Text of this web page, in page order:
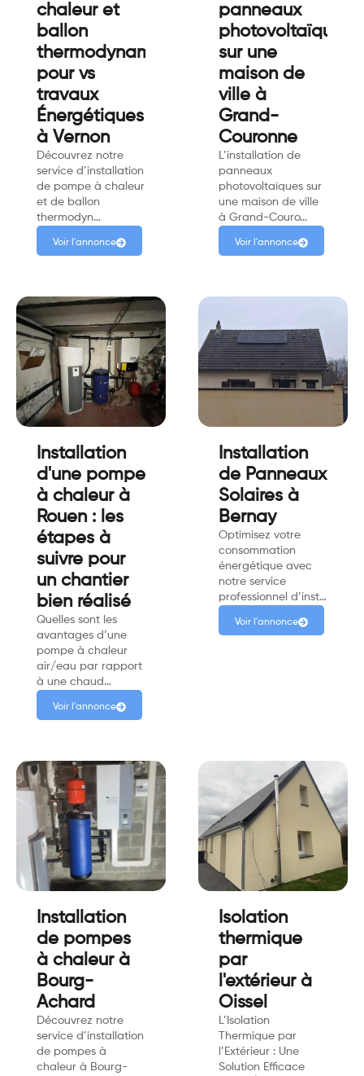
chaleur et
ballon
thermodynamique
pour vs
travaux
Énergétiques
à Vernon
Découvrez notre
service d’installation
de pompe à chaleur
et de ballon
thermodyn…
Voir l'annonce
panneaux
photovoltaïques
sur une
maison de
ville à
Grand-
Couronne
L’installation de
panneaux
photovoltaïques sur
une maison de ville
à Grand-Couro…
Voir l'annonce
Installation
d'une pompe
à chaleur à
Rouen : les
étapes à
suivre pour
un chantier
bien réalisé
Quelles sont les
avantages d’une
pompe à chaleur
air/eau par rapport
à une chaud…
Voir l'annonce
Installation
de Panneaux
Solaires à
Bernay
Optimisez votre
consommation
énergétique avec
notre service
professionnel d’inst…
Voir l'annonce
Installation
de pompes
à chaleur à
Bourg-
Achard
Découvrez notre
service d’installation
de pompes à
chaleur à Bourg-
Isolation
thermique
par
l'extérieur à
Oissel
L’Isolation
Thermique par
l’Extérieur : Une
Solution Efficace